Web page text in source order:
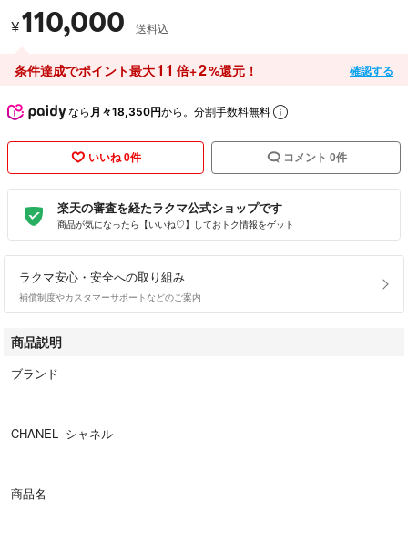
¥110,000 送料込
条件達成でポイント最大11 倍+2%還元！ 確認する
なら 月々18,350円から。分割手数料無料
いいね 0件 コメント 0件
楽天の審査を経たラクマ公式ショップです
商品が気になったら【いいね♡】しておトク情報をゲット
ラクマ安心・安全への取り組み
補償制度やカスタマーサポートなどのご案内
商品説明
ブランド
CHANEL シャネル
商品名